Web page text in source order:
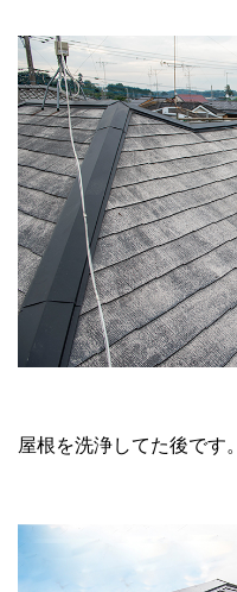
屋根を洗浄してた後です。